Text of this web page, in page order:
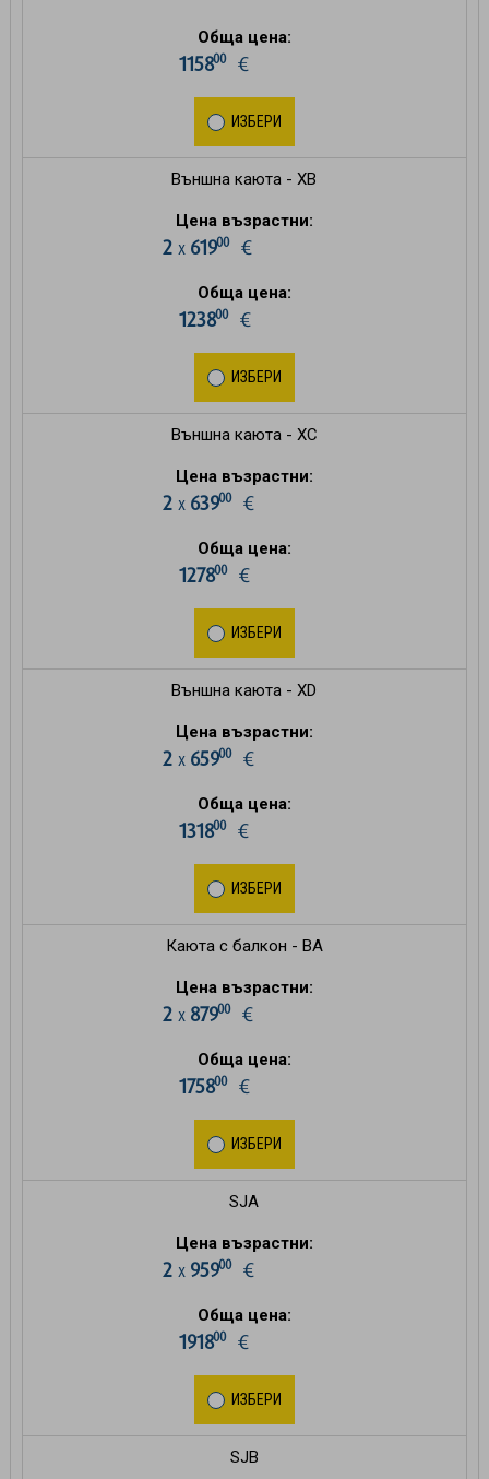
Обща цена:
115800€
ИЗБЕРИ
Външна каюта - XB
Цена възрастни:
2 х 61900€
Обща цена:
123800€
ИЗБЕРИ
Външна каюта - XC
Цена възрастни:
2 х 63900€
Обща цена:
127800€
ИЗБЕРИ
Външна каюта - XD
Цена възрастни:
2 х 65900€
Обща цена:
131800€
ИЗБЕРИ
Каюта с балкон - BA
Цена възрастни:
2 х 87900€
Обща цена:
175800€
ИЗБЕРИ
SJA
Цена възрастни:
2 х 95900€
Обща цена:
191800€
ИЗБЕРИ
SJB